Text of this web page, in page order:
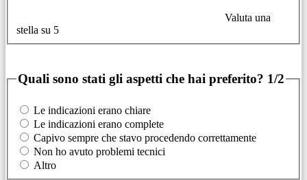
Valuta una
stella su 5
Quali sono stati gli aspetti che hai preferito? 1/2
Le indicazioni erano chiare
Le indicazioni erano complete
Capivo sempre che stavo procedendo correttamente
Non ho avuto problemi tecnici
Altro